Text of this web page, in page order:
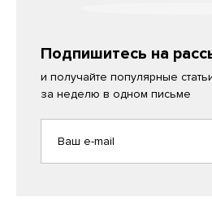
Подпишитесь на
и получайте популярные
за неделю в одном письме